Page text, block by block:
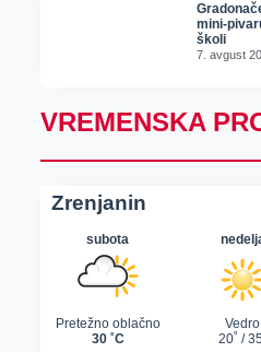
mini-
školi
7. avgust
VREMENSKA